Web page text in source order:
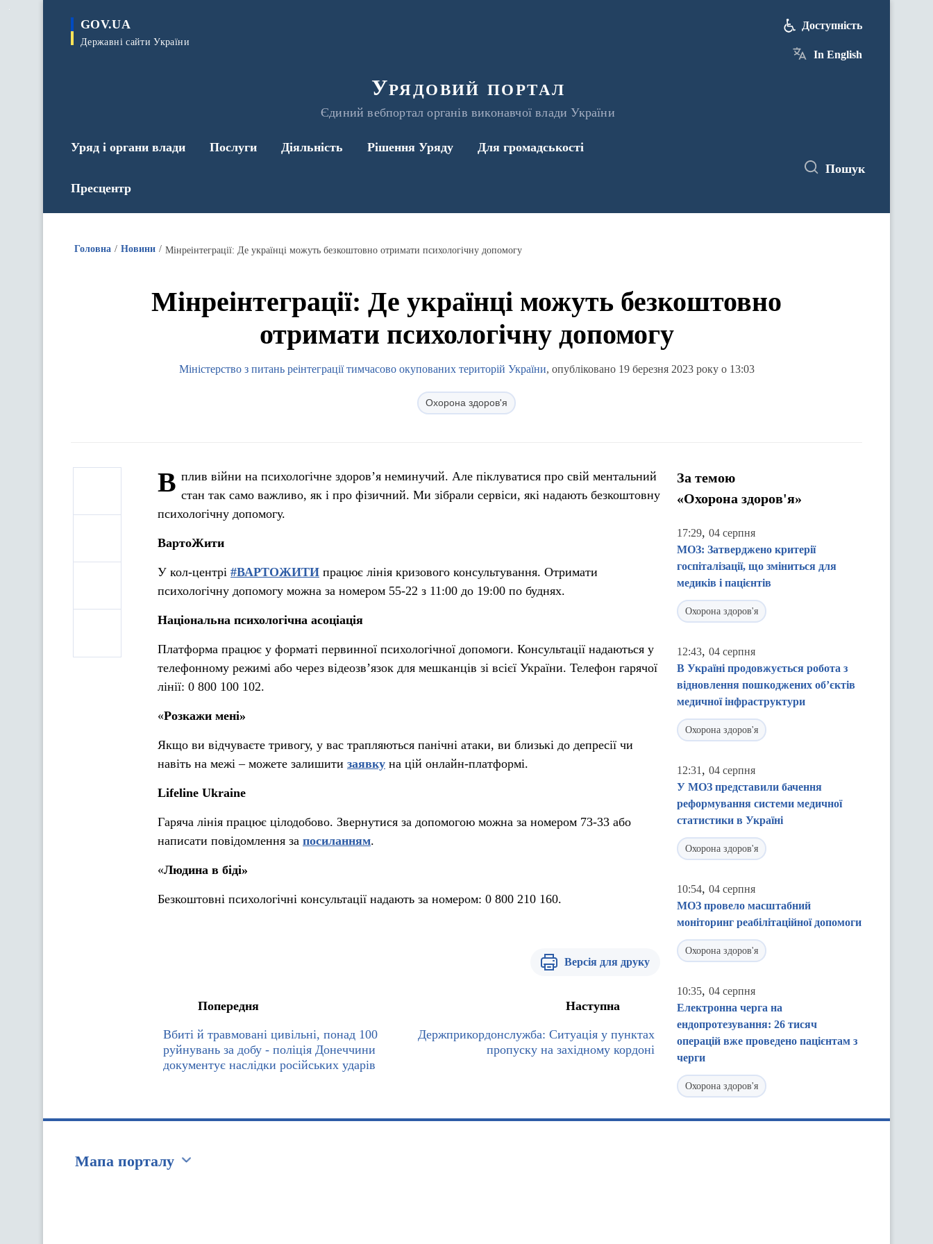
GOV.UA
Державні сайти України
Урядовий портал
Єдиний вебпортал органів виконавчої влади України
Доступність
In English
Уряд і органи влади Послуги Діяльність Рішення Уряду Для громадськості
Пресцентр
Пошук
Головна Новини Мінреінтеграції: Де українці можуть безкоштовно отримати психологічну допомогу
Мінреінтеграції: Де українці можуть безкоштовно
отримати психологічну допомогу
Міністерство з питань реінтеграції тимчасово окупованих територій України, опубліковано 19 березня 2023 року о 13:03
Охорона здоров'я
В плив війни на психологічне здоров’я неминучий. Але піклуватися про свій ментальний
стан так само важливо, як і про фізичний. Ми зібрали сервіси, які надають безкоштовну
психологічну допомогу.
ВартоЖити
У кол-центрі #ВАРТОЖИТИ працює лінія кризового консультування. Отримати
психологічну допомогу можна за номером 55-22 з 11:00 до 19:00 по буднях.
Національна психологічна асоціація
Платформа працює у форматі первинної психологічної допомоги. Консультації надаються у
телефонному режимі або через відеозв’язок для мешканців зі всієї України. Телефон гарячої
лінії: 0 800 100 102.
«Розкажи мені»
Якщо ви відчуваєте тривогу, у вас трапляються панічні атаки, ви близькі до депресії чи
навіть на межі – можете залишити заявку на цій онлайн-платформі.
Lifeline Ukraine
Гаряча лінія працює цілодобово. Звернутися за допомогою можна за номером 73-33 або
написати повідомлення за посиланням.
«Людина в біді»
Безкоштовні психологічні консультації надають за номером: 0 800 210 160.
Версія для друку
Попередня
Вбиті й травмовані цивільні, понад 100
руйнувань за добу - поліція Донеччини
документує наслідки російських ударів
Наступна
Держприкордонслужба: Ситуація у пунктах
пропуску на західному кордоні
За темою
«Охорона здоров'я»
17:29, 04 серпня
МОЗ: Затверджено критерії
госпіталізації, що зміниться для
медиків і пацієнтів
Охорона здоров'я
12:43, 04 серпня
В Україні продовжується робота з
відновлення пошкоджених об’єктів
медичної інфраструктури
Охорона здоров'я
12:31 , 04 серпня
У МОЗ представили бачення
реформування системи медичної
статистики в Україні
Охорона здоров'я
10:54, 04 серпня
МОЗ провело масштабний
моніторинг реабілітаційної допомоги
Охорона здоров'я
10:35, 04 серпня
Електронна черга на
ендопротезування: 26 тисяч
операцій вже проведено пацієнтам з
черги
Охорона здоров'я
Мапа порталу